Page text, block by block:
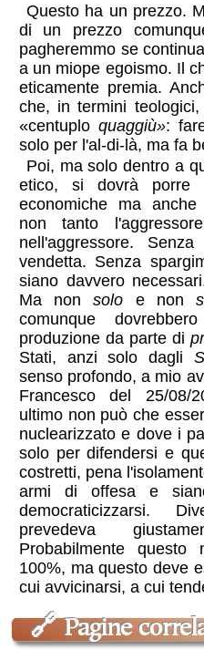
Questo ha un prezzo.
di un prezzo
pagheremmo se
a un miope egoismo. Il
eticamente premia.
che, in termini
«centuplo quaggiù»:
solo per l'al-di-là, ma fa
Poi, ma solo dentro a
etico, si dovrà
economiche ma
non tanto
nell'aggressore.
vendetta. Senza
siano davvero
Ma nonsolo e non
comunque
produzione da parte di
Stati, anzi solo dagli
senso profondo, a mio
Francesco del 25/08/
ultimo non può che
nuclearizzato e dove i
solo per difendersi e
costretti, pena
armi di offesa e
democraticizzarsi.
prevedeva
Probabilmente
100%, ma questo deve
cui avvicinarsi, a cui
🔗 Pagine